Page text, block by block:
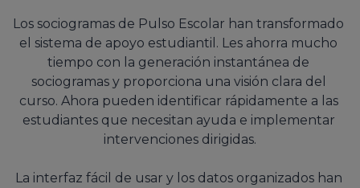
Los sociogramas de Pulso Escolar han transformado
el sistema de apoyo estudiantil. Les ahorra mucho
tiempo con la generación instantánea de
sociogramas y proporciona una visión clara del
curso. Ahora pueden identificar rápidamente a las
estudiantes que necesitan ayuda e implementar
intervenciones dirigidas.
La interfaz fácil de usar y los datos organizados han